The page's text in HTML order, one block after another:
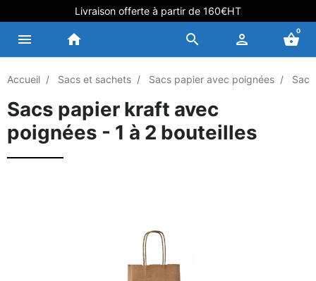
Livraison offerte à partir de 160€HT
menu home search person shopping_basket
0
Accueil Sacs et sachets Sacs papier avec poignées
Sacs papier kraft avec
poignées - 1 à 2 bouteilles